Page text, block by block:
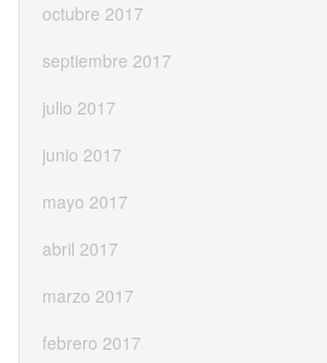
octubre 2017
septiembre 2017
julio 2017
junio 2017
mayo 2017
abril 2017
marzo 2017
febrero 2017